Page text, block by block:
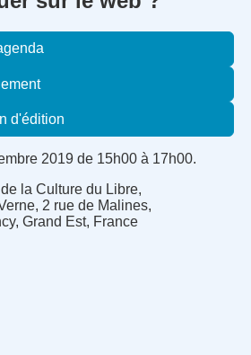
d'édition
2019 de 15h00 à 17h00.
la Culture du Libre,
2 rue de Malines,
Grand Est, France